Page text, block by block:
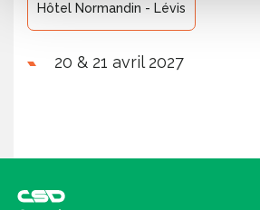
Hôtel Normandin - Lévis
20 & 21 avril 2027